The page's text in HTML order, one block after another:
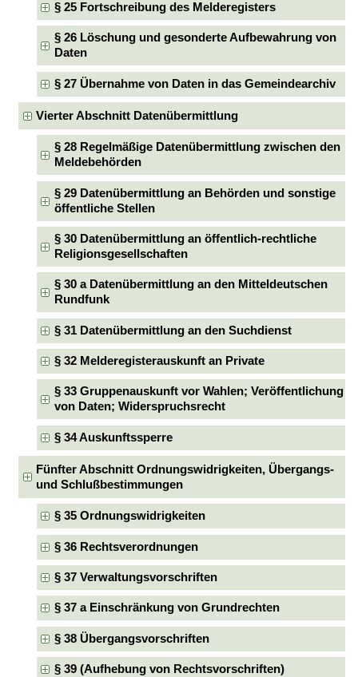
§ 25 Fortschreibung des Melderegisters
§ 26 Löschung und gesonderte Aufbewahrung von
Daten
§ 27 Übernahme von Daten in das Gemeindearchiv
Vierter Abschnitt Datenübermittlung
§ 28 Regelmäßige Datenübermittlung zwischen den
Meldebehörden
§ 29 Datenübermittlung an Behörden und sonstige
öffentliche Stellen
§ 30 Datenübermittlung an öffentlich-rechtliche
Religionsgesellschaften
§ 30 a Datenübermittlung an den Mitteldeutschen
Rundfunk
§ 31 Datenübermittlung an den Suchdienst
§ 32 Melderegisterauskunft an Private
§ 33 Gruppenauskunft vor Wahlen; Veröffentlichung
von Daten; Widerspruchsrecht
§ 34 Auskunftssperre
Fünfter Abschnitt Ordnungswidrigkeiten, Übergangs-
und Schlußbestimmungen
§ 35 Ordnungswidrigkeiten
§ 36 Rechtsverordnungen
§ 37 Verwaltungsvorschriften
§ 37 a Einschränkung von Grundrechten
§ 38 Übergangsvorschriften
§ 39 (Aufhebung von Rechtsvorschriften)